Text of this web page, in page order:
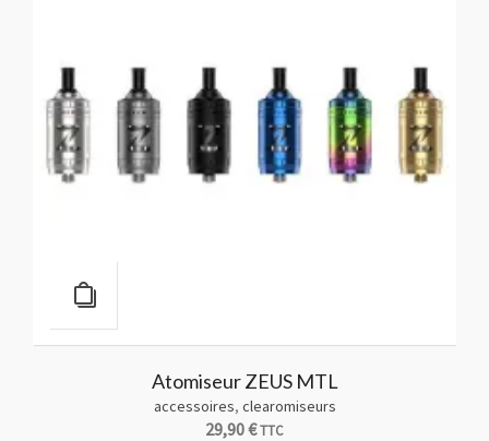
Atomiseur ZEUS MTL
accessoires, clearomiseurs
29,90€TTC